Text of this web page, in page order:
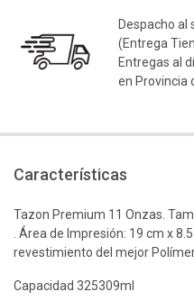
Despacho al
(Entrega
Entregas al
en Provincia
Características
Tazon Premium 11 Onzas.
. Área de Impresión: 19 cm x
revestimiento del mejor
Capacidad 325309ml